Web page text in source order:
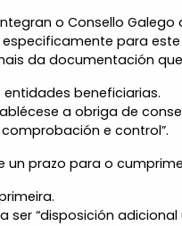
o Consello
especificamente para
da documentación
beneficiarias.
a obriga de
e control”.
un prazo para o
ser “disposición